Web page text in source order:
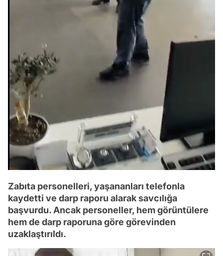
Zabıta personelleri, yaşananları telefonla
kaydetti ve darp raporu alarak savcılığa
başvurdu. Ancak personeller, hem görüntülere
hem de darp raporuna göre görevinden
uzaklaştırıldı.